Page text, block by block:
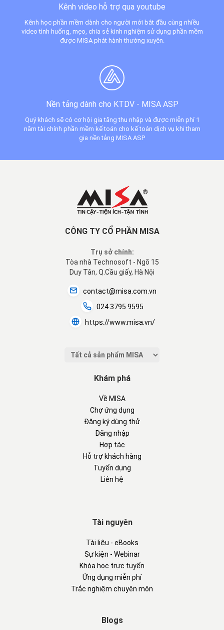
Kênh video hỗ trợ qua youtube
Kênh học phần mềm dành cho người mới bắt đầu cùng nhiều
video tình huống, mẹo, chia sẻ kinh nghiệm sử dụng phần mềm
được MISA phát hành thường xuyên.
Nền tảng dành cho KTDV - MISA ASP
Quý khách sẽ có cơ hội gia tăng thu nhập và được miễn phí 1
năm tài chính phần mềm kế toán cho kế toán dịch vụ khi tham
gia nền tảng MISA ASP
CÔNG TY CỔ PHẦN MISA
Trụ sở chính:
Tòa nhà Technosoft - Ngõ 15
Duy Tân, Q.Cầu giấy, Hà Nội
contact@misa.com.vn
024 3795 9595
https://www.misa.vn/
Khám phá
Về MISA
Chợ ứng dụng
Đăng ký dùng thử
Đăng nhập
Hợp tác
Hỗ trợ khách hàng
Tuyển dụng
Liên hệ
Tài nguyên
Tài liệu - eBooks
Sự kiện - Webinar
Khóa học trực tuyến
Ứng dụng miễn phí
Trắc nghiệm chuyên môn
Blogs